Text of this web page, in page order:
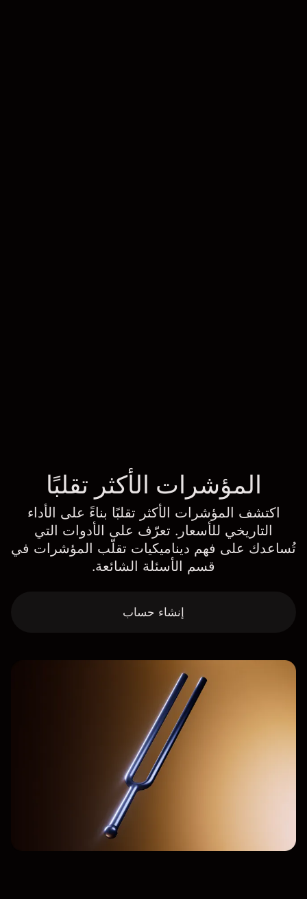
المؤشرات الأكثر تقلبًا
اكتشف المؤشرات الأكثر تقلبًا بناءً على الأداء
التاريخي للأسعار. تعرّف على الأدوات التي
تُساعدك على فهم ديناميكيات تقلّب المؤشرات في
قسم الأسئلة الشائعة.
إنشاء حساب